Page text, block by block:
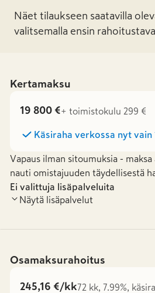
Näet tilaukseen saatavilla
valitsemalla ensin
Kertamaksu
19 800 €+ toimistokulu 299 €
Käsiraha verkossa nyt vain
Vapaus ilman sitoumuksia -
nauti omistajuuden täydellisestä
Ei valittuja lisäpalveluita
Näytä lisäpalvelut
Osamaksurahoitus
245,16 €/kk72 kk, 7.99%,